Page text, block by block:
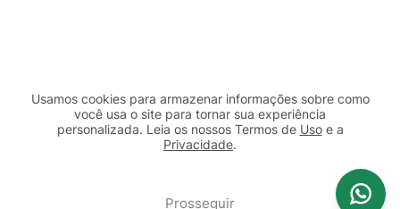
Usamos cookies para armazenar informações sobre como
você usa o site para tornar sua experiência
personalizada. Leia os nossos Termos de Usoe a
Privacidade.
Prosseguir